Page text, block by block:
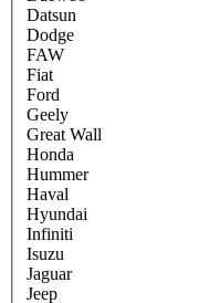
Datsun
Dodge
FAW
Fiat
Ford
Geely
Great Wall
Honda
Hummer
Haval
Hyundai
Infiniti
Isuzu
Jaguar
Jeep